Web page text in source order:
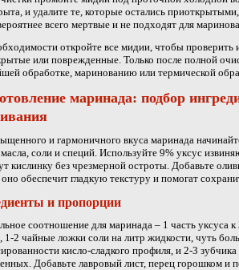
и удалите те, которые остались
всего мертвые и не подходят для
откройте все мидии, чтобы проверить
или поврежденные. Только после полной
обработке, маринованию или термической
маринада: подбор
и гармоничного вкуса маринада
масла, соли и специй. Используйте 9% уксус
кислинку без чрезмерной остроты. Добавьте
обеспечит гладкую текстуру и помогат
и пропорции
соотношение для маринада – 1 часть уксуса
1-2 чайные ложки соли на литр жидкости, чуть
кисло-сладкого профиля, и 2-3
Добавьте лавровый лист, перец горошком